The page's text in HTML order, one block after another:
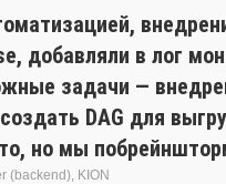
добавляли в лог
задачи —
DAG для
но мы
(backend), KION